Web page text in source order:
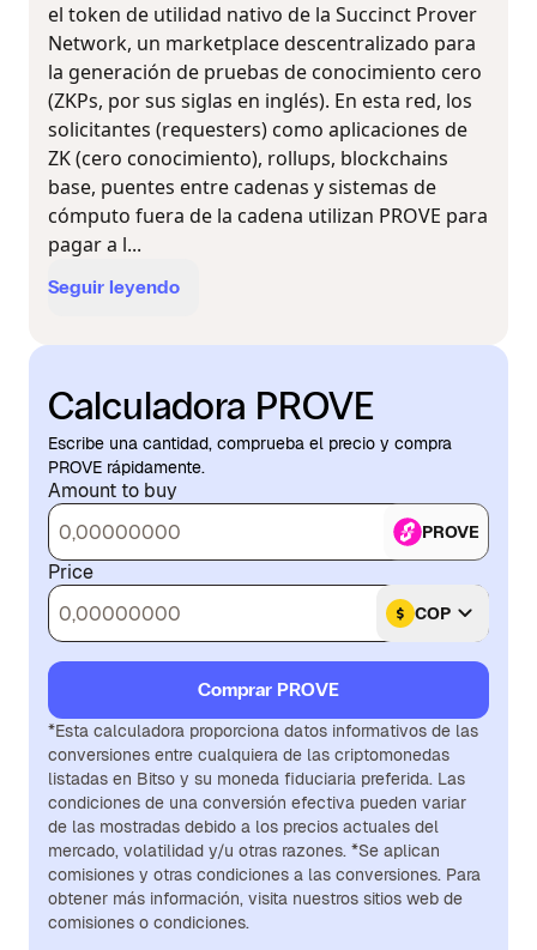
el token de utilidad nativo de la Succinct Prover
Network, un marketplace descentralizado para
la generación de pruebas de conocimiento cero
(ZKPs, por sus siglas en inglés). En esta red, los
solicitantes (requesters) como aplicaciones de
ZK (cero conocimiento), rollups, blockchains
base, puentes entre cadenas y sistemas de
cómputo fuera de la cadena utilizan PROVE para
pagar a l...
Seguir leyendo
Calculadora PROVE
Escribe una cantidad, comprueba el precio y compra
PROVE rápidamente.
Amount to buy
PROVE
Price
COP
Comprar PROVE
*Esta calculadora proporciona datos informativos de las
conversiones entre cualquiera de las criptomonedas
listadas en Bitso y su moneda fiduciaria preferida. Las
condiciones de una conversión efectiva pueden variar
de las mostradas debido a los precios actuales del
mercado, volatilidad y/u otras razones. *Se aplican
comisiones y otras condiciones a las conversiones. Para
obtener más información, visita nuestros sitios web de
comisiones o condiciones.